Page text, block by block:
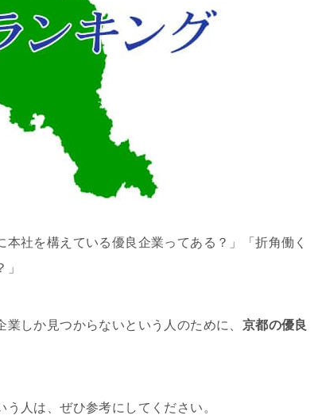
社を構えている優良企業ってある？」「折角働く
しか見つからないという人のために、 京都の優良
人は、ぜひ参考にしてください。